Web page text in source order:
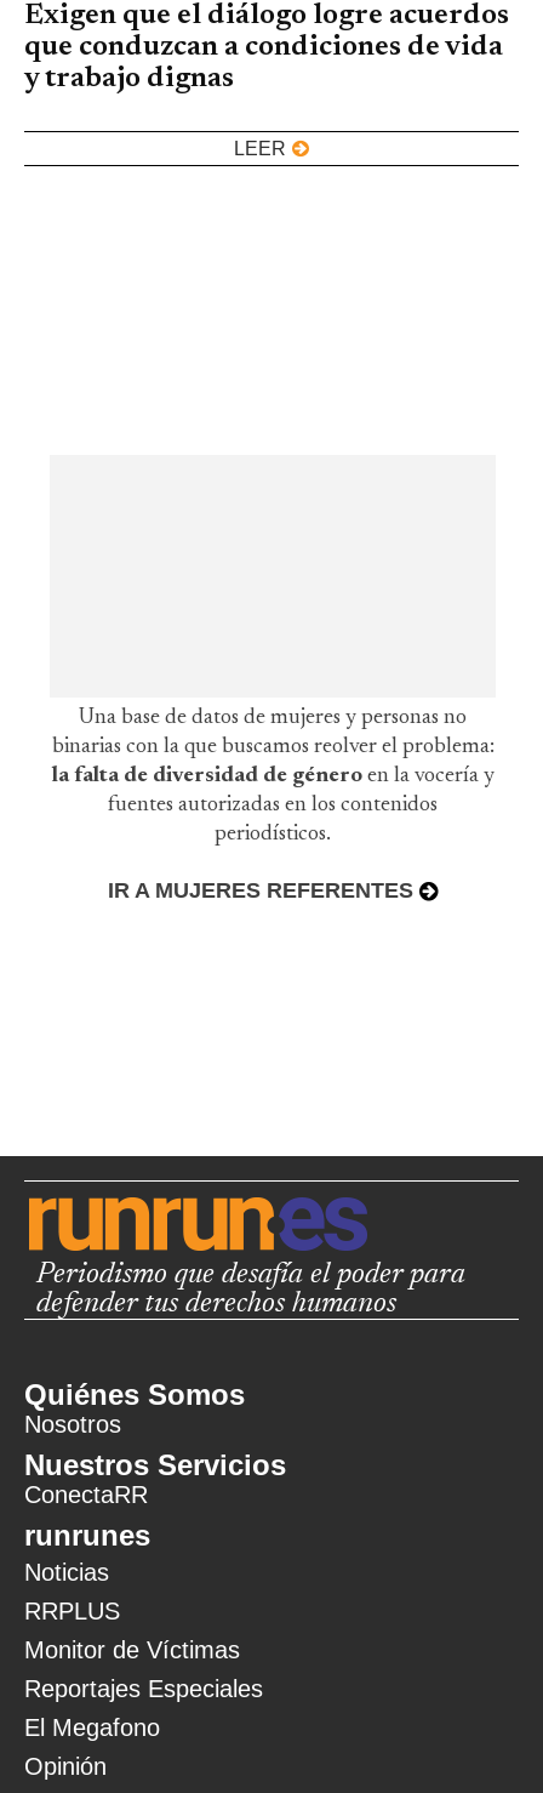
Exigen que el diálogo logre acuerdos
que conduzcan a condiciones de vida
y trabajo dignas
LEER
Una base de datos de mujeres y personas no
binarias con la que buscamos reolver el problema:
la falta de diversidad de género en la vocería y
fuentes autorizadas en los contenidos
periodísticos.
IR A MUJERES REFERENTES
Periodismo que desafía el poder para
defender tus derechos humanos
Quiénes Somos
Nosotros
Nuestros Servicios
ConectaRR
runrunes
Noticias
RRPLUS
Monitor de Víctimas
Reportajes Especiales
El Megafono
Opinión